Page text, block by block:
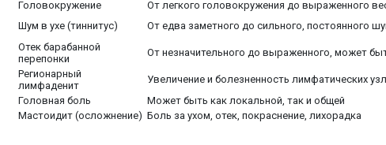
Головокружение
От легкого головокружения до выраженного
Шум в ухе (тиннитус)
От едва заметного до сильного, постоянного
Отек барабанной
перепонки
От незначительного до выраженного, может
Регионарный
лимфаденит
Увеличение и болезненность лимфатических
Головная боль
Может быть как локальной, так и общей
Мастоидит (осложнение) Боль за ухом, отек, покраснение, лихорадка